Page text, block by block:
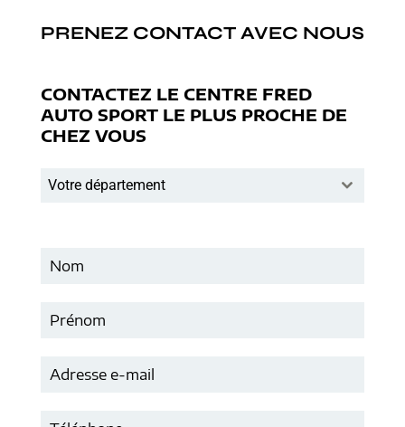
PRENEZ CONTACT AVEC NOUS
CONTACTEZ LE CENTRE FRED
AUTO SPORT LE PLUS PROCHE DE
CHEZ VOUS
Votre département